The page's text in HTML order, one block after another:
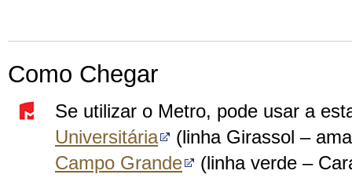
Como Chegar
Se utilizar o Metro, pode usar a
Universitária
(linha Girassol –
Campo Grande
(linha verde –